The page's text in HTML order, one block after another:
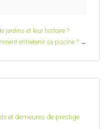
jardins et leur histoire ?
entretenir sa piscine ? →
et demeures de prestige